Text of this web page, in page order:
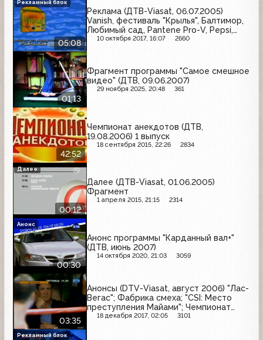
05:08
Реклама (ДТВ-Viasat, 06.07.2005)
Vanish, фестиваль "Крылья", Балтимор,
Любимый сад, Pantene Pro-V, Pepsi,
Dove, Old Spice
10 октября 2017, 16:07 2660
Рекламный блок
01:13
Фрагмент программы "Самое смешное
видео" (ДТВ, 09.06.2007)
29 ноября 2025, 20:48 361
42:52
Чемпионат анекдотов (ДТВ,
19.08.2006) 1 выпуск
18 сентября 2015, 22:26 2834
00:12
Далее (ДТВ-Viasat, 01.06.2005)
Фрагмент
1 апреля 2015, 21:15 2314
Далее
00:30
Анонс программы "Карданный вал+"
(ДТВ, июнь 2007)
14 октября 2020, 21:03 3059
Анонс
03:35
Анонсы (DTV-Viasat, август 2006) "Лас-
Вегас"; Фабрика смеха; "CSI: Место
преступления Майами"; Чемпионат
анекдотов; На ринге с С.Сталлоне; Я
18 декабря 2017, 02:05 3101
Рекламный блок